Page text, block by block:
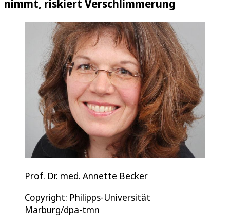
nimmt, riskiert Verschlimmerung
Prof. Dr. med. Annette Becker
Copyright: Philipps-Universität
Marburg/dpa-tmn